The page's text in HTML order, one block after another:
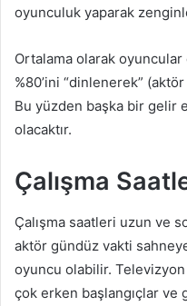
oyunculuk yaparak
Ortalama olarak oyuncular
%80’ini “dinlenerek”
Bu yüzden başka bir gelir
olacaktır.
Çalışma
Çalışma saatleri uzun ve
aktör gündüz vakti
oyuncu olabilir.
çok erken başlangıçlar ve